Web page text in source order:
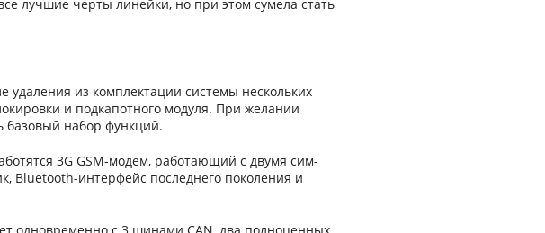
лучшие черты линейки, но при этом сумела стать
удаления из комплектации системы нескольких
и подкапотного модуля. При желании
базовый набор функций.
3G GSM-модем, работающий с двумя сим-
Bluetooth-интерфейс последнего поколения и